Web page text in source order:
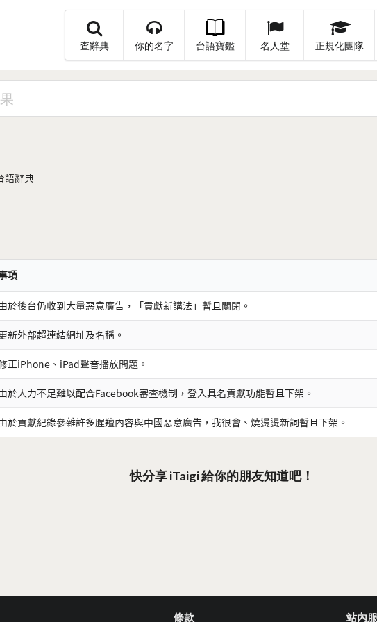
查辭典 你的名字 台語寶鑑 名人堂 正規化團隊
語辭典
項
於後台仍收到大量惡意廣告，「貢獻新講法」暫且關閉。
新外部超連結網址及名稱。
正iPhone、iPad聲音播放問題。
於人力不足難以配合Facebook審查機制，登入具名貢獻功能暫且下架。
於貢獻紀錄參雜許多腥羶內容與中國惡意廣告，我很會、燒燙燙新詞暫且下架。
快分享 iTaigi 給你的朋友知道吧！
條款 站內